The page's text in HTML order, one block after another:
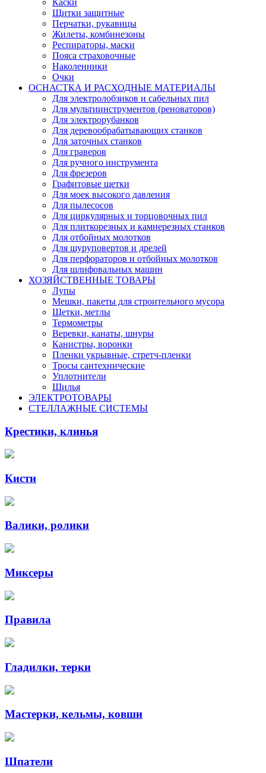
Щитки защитные
Перчатки, рукавицы
Жилеты, комбинезоны
Респираторы, маски
Пояса страховочные
Наколенники
Очки
ОСНАСТКА И РАСХОДНЫЕ МАТЕРИАЛЫ
Для электролобзиков и сабельных пил
Для мультиинструментов (реноваторов)
Для электрорубанков
Для деревообрабатывающих станков
Для заточных станков
Для граверов
Для ручного инструмента
Для фрезеров
Графитовые щетки
Для моек высокого давления
Для пылесосов
Для циркулярных и торцовочных пил
Для плиткорезных и камнерезных станков
Для отбойных молотков
Для шуруповертов и дрелей
Для перфораторов и отбойных молотков
Для шлифовальных машин
ХОЗЯЙСТВЕННЫЕ ТОВАРЫ
Лупы
Мешки, пакеты для строительного мусора
Щетки, метлы
Термометры
Веревки, канаты, шнуры
Канистры, воронки
Пленки укрывные, стретч-пленки
Тросы сантехнические
Уплотнители
Шилья
ЭЛЕКТРОТОВАРЫ
СТЕЛЛАЖНЫЕ СИСТЕМЫ
Крестики, клинья
Кисти
Валики, ролики
Миксеры
Правила
Гладилки, терки
Мастерки, кельмы, ковши
Шпатели